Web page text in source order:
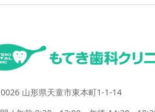
山形県天童市東本町1-1-14